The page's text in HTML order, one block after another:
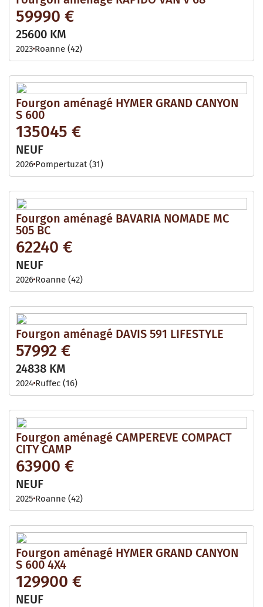
59990 €
25600 KM
2023 Roanne (42)
Fourgon aménagé HYMER GRAND CANYON
S 600
135045 €
NEUF
2026 Pompertuzat (31)
Fourgon aménagé BAVARIA NOMADE MC
505 BC
62240 €
NEUF
2026 Roanne (42)
Fourgon aménagé DAVIS 591 LIFESTYLE
57992 €
24838 KM
2024 Ruffec (16)
Fourgon aménagé CAMPEREVE COMPACT
CITY CAMP
63900 €
NEUF
2025 Roanne (42)
Fourgon aménagé HYMER GRAND CANYON
S 600 4X4
129900 €
NEUF